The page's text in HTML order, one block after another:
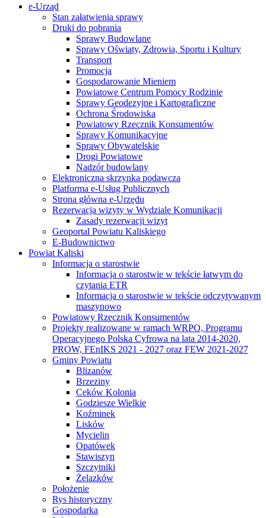
e-Urząd
Stan załatwienia sprawy
Druki do pobrania
Sprawy Budowlane
Sprawy Oświaty, Zdrowia, Sportu i Kultury
Transport
Promocja
Gospodarowanie Mieniem
Powiatowe Centrum Pomocy Rodzinie
Sprawy Geodezyjne i Kartograficzne
Ochrona Środowiska
Powiatowy Rzecznik Konsumentów
Sprawy Komunikacyjne
Sprawy Obywatelskie
Drogi Powiatowe
Nadzór budowlany
Elektroniczna skrzynka podawcza
Platforma e-Usług Publicznych
Strona główna e-Urzędu
Rezerwacja wizyty w Wydziale Komunikacji
Zasady rezerwacji wizyt
Geoportal Powiatu Kaliskiego
E-Budownictwo
Powiat Kaliski
Informacja o starostwie
Informacja o starostwie w tekście łatwym do
czytania ETR
Informacja o starostwie w tekście odczytywanym
maszynowo
Powiatowy Rzecznik Konsumentów
Projekty realizowane w ramach WRPO, Programu
Operacyjnego Polska Cyfrowa na lata 2014-2020,
PROW, FEnIKS 2021 - 2027 oraz FEW 2021-2027
Gminy Powiatu
Blizanów
Brzeziny
Ceków Kolonia
Godziesze Wielkie
Koźminek
Lisków
Mycielin
Opatówek
Stawiszyn
Szczytniki
Żelazków
Położenie
Rys historyczny
Gospodarka